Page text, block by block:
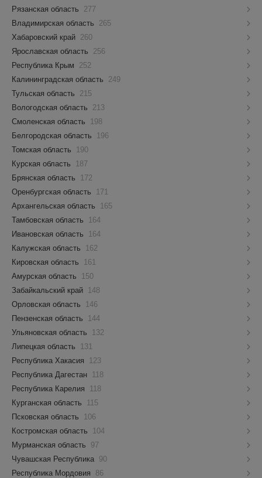
Рязанская область
277
Владимирская область
265
Хабаровский край 260
Ярославская область
256
Республика Крым
252
Калининградская область
249
Тульская область
215
Вологодская область
213
Смоленская область
198
Белгородская область
196
Томская область
190
Курская область
187
Брянская область
172
Оренбургская область
171
Архангельская область
165
Тамбовская область
164
Ивановская область
164
Калужская область
162
Кировская область
161
Амурская область
150
Забайкальский край 148
Орловская область
146
Пензенская область
144
Ульяновская область
132
Липецкая область
131
Республика Хакасия
123
Республика Дагестан 118
Республика Карелия
118
Курганская область
115
Псковская область
106
Костромская область
104
Мурманская область
97
Чувашская Республика 90
Республика Мордовия
86